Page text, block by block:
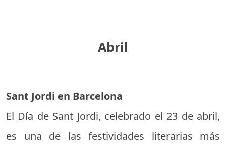
Abril
Sant Jordi en Barcelona
El Día de Sant Jordi, celebrado el 23 de abril,
es una de las festividades literarias más